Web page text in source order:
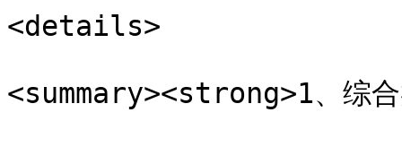
<details>
<summary><strong>1、综